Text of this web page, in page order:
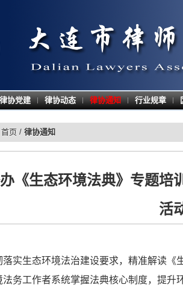
律协党建 | 律协动态 | 律协通知 | 行业规章 |
首页 / 律协通知
《生态环境法典》专题
活
落实生态环境法治建设要求，精准解读
务工作者系统掌握法典核心制度，提